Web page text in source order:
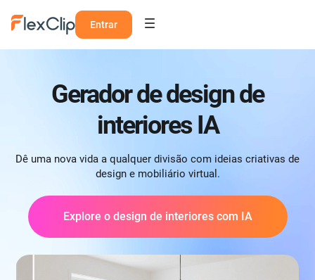
Entrar
Gerador de design de
interiores IA
Dê uma nova vida a qualquer divisão com ideias criativas de
design e mobiliário virtual.
Explore o design de interiores com IA